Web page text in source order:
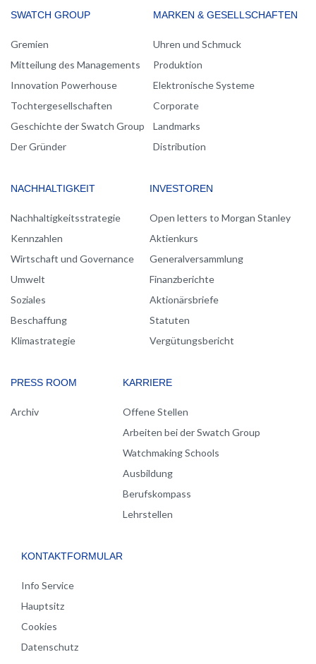
MAIN
NAVIGATION
SWATCH GROUP
Gremien
Mitteilung des Managements
Innovation Powerhouse
Tochtergesellschaften
Geschichte der Swatch Group
Der Gründer
MARKEN & GESELLSCHAFTEN
Uhren und Schmuck
Produktion
Elektronische Systeme
Corporate
Landmarks
Distribution
NACHHALTIGKEIT
Nachhaltigkeitsstrategie
Kennzahlen
Wirtschaft und Governance
Umwelt
Soziales
Beschaffung
Klimastrategie
INVESTOREN
Open letters to Morgan Stanley
Aktienkurs
Generalversammlung
Finanzberichte
Aktionärsbriefe
Statuten
Vergütungsbericht
PRESS ROOM
Archiv
KARRIERE
Offene Stellen
Arbeiten bei der Swatch Group
Watchmaking Schools
Ausbildung
Berufskompass
Lehrstellen
KONTAKTFORMULAR
Info Service
Hauptsitz
Cookies
Datenschutz